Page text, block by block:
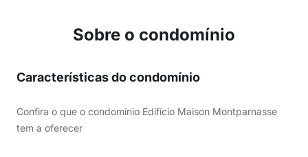
Sobre o condomínio
Características do condomínio
Confira o que o condomínio Edifício Maison Montparnasse
tem a oferecer